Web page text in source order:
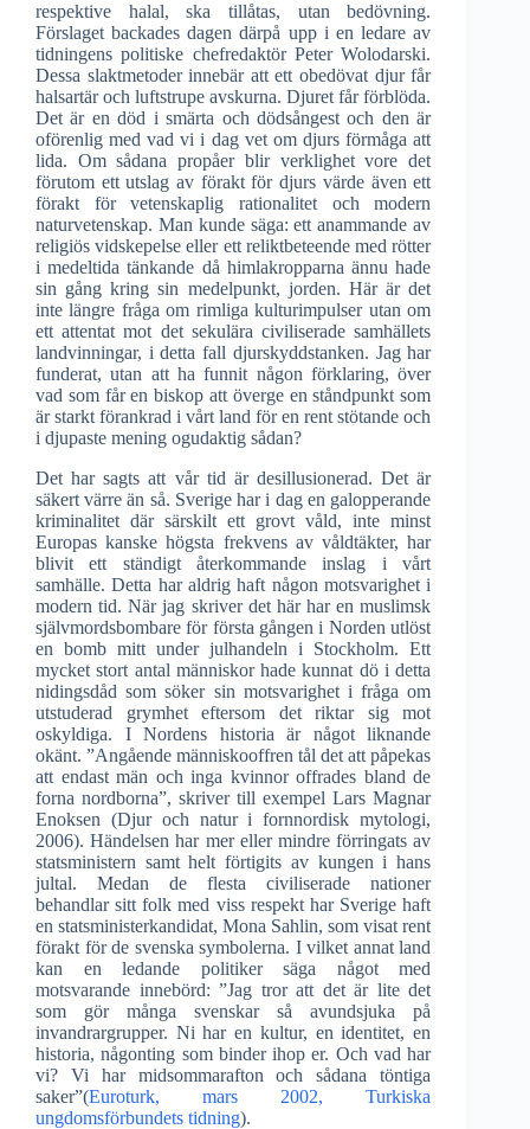
respektive halal, ska tillåtas, utan bedövning.
Förslaget backades dagen därpå upp i en ledare av
tidningens politiske chefredaktör Peter Wolodarski.
Dessa slaktmetoder innebär att ett obedövat djur får
halsartär och luftstrupe avskurna. Djuret får förblöda.
Det är en död i smärta och dödsångest och den är
oförenlig med vad vi i dag vet om djurs förmåga att
lida. Om sådana propåer blir verklighet vore det
förutom ett utslag av förakt för djurs värde även ett
förakt för vetenskaplig rationalitet och modern
naturvetenskap. Man kunde säga: ett anammande av
religiös vidskepelse eller ett reliktbeteende med rötter
i medeltida tänkande då himlakropparna ännu hade
sin gång kring sin medelpunkt, jorden. Här är det
inte längre fråga om rimliga kulturimpulser utan om
ett attentat mot det sekulära civiliserade samhällets
landvinningar, i detta fall djurskyddstanken. Jag har
funderat, utan att ha funnit någon förklaring, över
vad som får en biskop att överge en ståndpunkt som
är starkt förankrad i vårt land för en rent stötande och
i djupaste mening ogudaktig sådan?
Det har sagts att vår tid är desillusionerad. Det är
säkert värre än så. Sverige har i dag en galopperande
kriminalitet där särskilt ett grovt våld, inte minst
Europas kanske högsta frekvens av våldtäkter, har
blivit ett ständigt återkommande inslag i vårt
samhälle. Detta har aldrig haft någon motsvarighet i
modern tid. När jag skriver det här har en muslimsk
självmordsbombare för första gången i Norden utlöst
en bomb mitt under julhandeln i Stockholm. Ett
mycket stort antal människor hade kunnat dö i detta
nidingsdåd som söker sin motsvarighet i fråga om
utstuderad grymhet eftersom det riktar sig mot
oskyldiga. I Nordens historia är något liknande
okänt. ”Angående människooffren tål det att påpekas
att endast män och inga kvinnor offrades bland de
forna nordborna”, skriver till exempel Lars Magnar
Enoksen (Djur och natur i fornnordisk mytologi,
2006). Händelsen har mer eller mindre förringats av
statsministern samt helt förtigits av kungen i hans
jultal. Medan de flesta civiliserade nationer
behandlar sitt folk med viss respekt har Sverige haft
en statsministerkandidat, Mona Sahlin, som visat rent
förakt för de svenska symbolerna. I vilket annat land
kan en ledande politiker säga något med
motsvarande innebörd: ”Jag tror att det är lite det
som gör många svenskar så avundsjuka på
invandrargrupper. Ni har en kultur, en identitet, en
historia, någonting som binder ihop er. Och vad har
vi? Vi har midsommarafton och sådana töntiga
saker”(Euroturk, mars 2002, Turkiska
ungdomsförbundets tidning).